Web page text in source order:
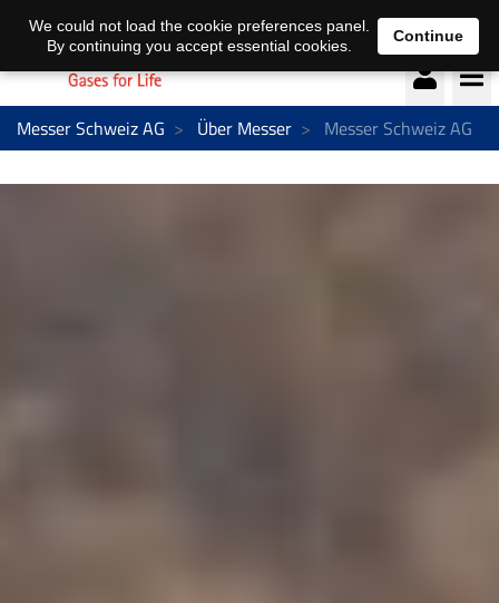
Deutsch français
Messer Schweiz AG Über Messer Messer Schweiz AG
We could not load the cookie preferences panel.
By continuing you accept essential cookies.
Continue